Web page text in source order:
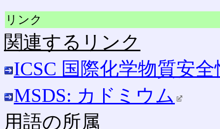
リンク
関連するリンク
ICSC 国際化学物質安
MSDS: カドミウム
用語の所属